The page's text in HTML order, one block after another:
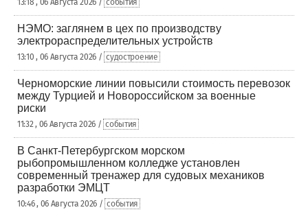
13:18 , 06 Августа 2026 / события
НЭМО: заглянем в цех по производству
электрораспределительных устройств
13:10 , 06 Августа 2026 / судостроение
Черноморские линии повысили стоимость перевозок
между Турцией и Новороссийском за военные
риски
11:32 , 06 Августа 2026 / события
В Санкт-Петербургском морском
рыбопромышленном колледже установлен
современный тренажер для судовых механиков
разработки ЭМЦТ
10:46 , 06 Августа 2026 / события